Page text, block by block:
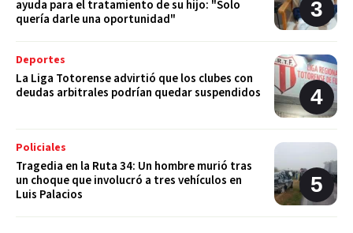
ayuda para el tratamiento de su hijo: "Solo
quería darle una oportunidad"
Deportes
La Liga Totorense advirtió que los clubes con
deudas arbitrales podrían quedar suspendidos
Policiales
Tragedia en la Ruta 34: Un hombre murió tras
un choque que involucró a tres vehículos en
Luis Palacios